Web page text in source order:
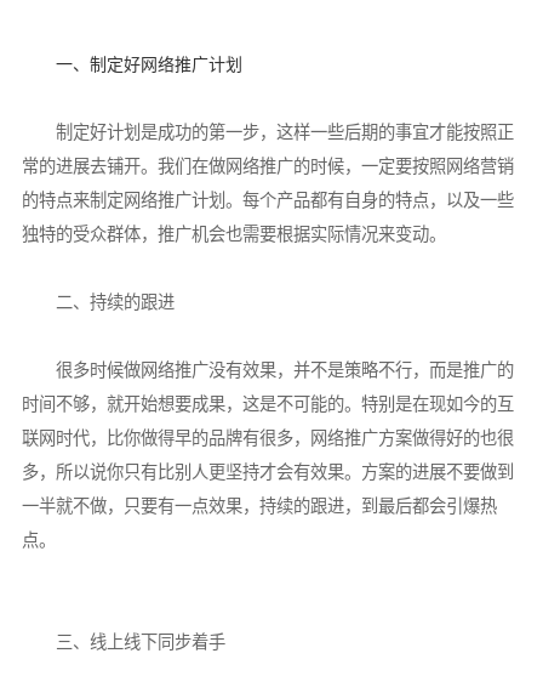
一、制定好网络推广计划
制定好计划是成功的第一步，这样一些后期的事宜才能按照正
常的进展去铺开。我们在做网络推广的时候，一定要按照网络营销
的特点来制定网络推广计划。每个产品都有自身的特点，以及一些
独特的受众群体，推广机会也需要根据实际情况来变动。
二、持续的跟进
很多时候做网络推广没有效果，并不是策略不行，而是推广的
时间不够，就开始想要成果，这是不可能的。特别是在现如今的互
联网时代，比你做得早的品牌有很多，网络推广方案做得好的也很
多，所以说你只有比别人更坚持才会有效果。方案的进展不要做到
一半就不做，只要有一点效果，持续的跟进，到最后都会引爆热
点。
三、线上线下同步着手